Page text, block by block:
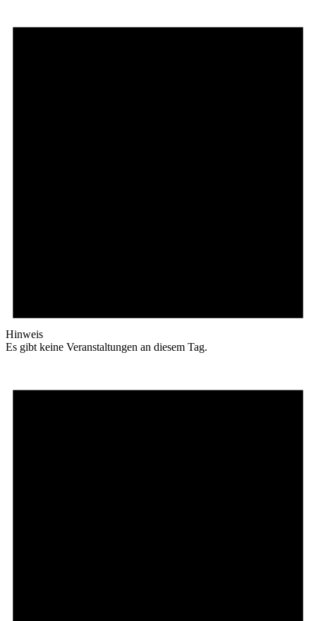
Hinweis
Es gibt keine Veranstaltungen an diesem Tag.